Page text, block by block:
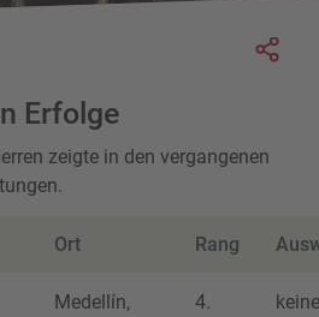
Erfolge
zeigte in den vergangenen
Ort Rang
Medellín,
4.
keine